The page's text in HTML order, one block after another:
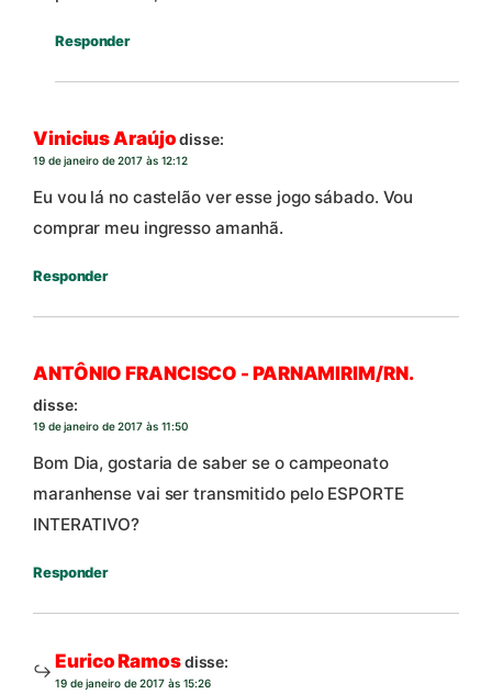
Responder
Vinicius Araújo disse:
19 de janeiro de 2017 às 12:12
Eu vou lá no castelão ver esse jogo sábado. Vou
comprar meu ingresso amanhã.
Responder
ANTÔNIO FRANCISCO - PARNAMIRIM/RN.
disse:
19 de janeiro de 2017 às 11:50
Bom Dia, gostaria de saber se o campeonato
maranhense vai ser transmitido pelo ESPORTE
INTERATIVO?
Responder
Eurico Ramosdisse:
19 de janeiro de 2017 às 15:26